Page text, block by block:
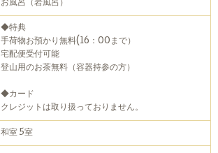
お風呂（岩風呂）
◆特典
手荷物お預かり無料(16：00まで）
宅配便受付可能
登山用のお茶無料（容器持参の方）
◆カード
クレジットは取り扱っておりません。
和室 5室